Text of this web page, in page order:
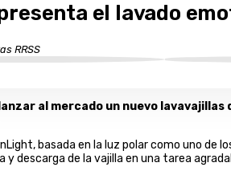
el lavado
RRSS
al mercado un nuevo
basada en la luz polar como uno de
y descarga de la vajilla en una tarea